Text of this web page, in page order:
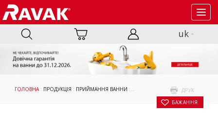
uk
ДРУК
БАЖАННЯ
ГОЛОВНА : ПРОДУКЦІЯ : ПРИЙМАННЯ ВАННИ : ОПОРИ, ПАНЕЛІ ТА